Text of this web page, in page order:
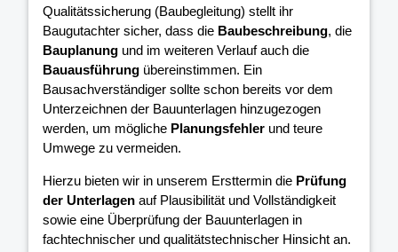
Qualitätssicherung (Baubegleitung) stellt ihr
Baugutachter sicher, dass die Baubeschreibung, die
Bauplanung und im weiteren Verlauf auch die
Bauausführung übereinstimmen. Ein
Bausachverständiger sollte schon bereits vor dem
Unterzeichnen der Bauunterlagen hinzugezogen
werden, um mögliche Planungsfehler und teure
Umwege zu vermeiden.
Hierzu bieten wir in unserem Ersttermin die Prüfung
der Unterlagen auf Plausibilität und Vollständigkeit
sowie eine Überprüfung der Bauunterlagen in
fachtechnischer und qualitätstechnischer Hinsicht an.